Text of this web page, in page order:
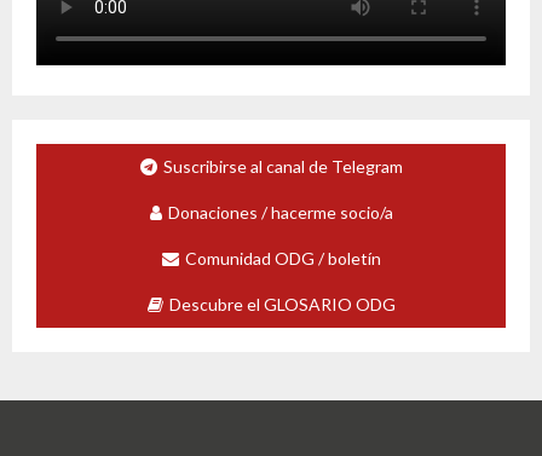
Suscribirse al canal de Telegram
Donaciones / hacerme socio/a
Comunidad ODG / boletín
Descubre el GLOSARIO ODG